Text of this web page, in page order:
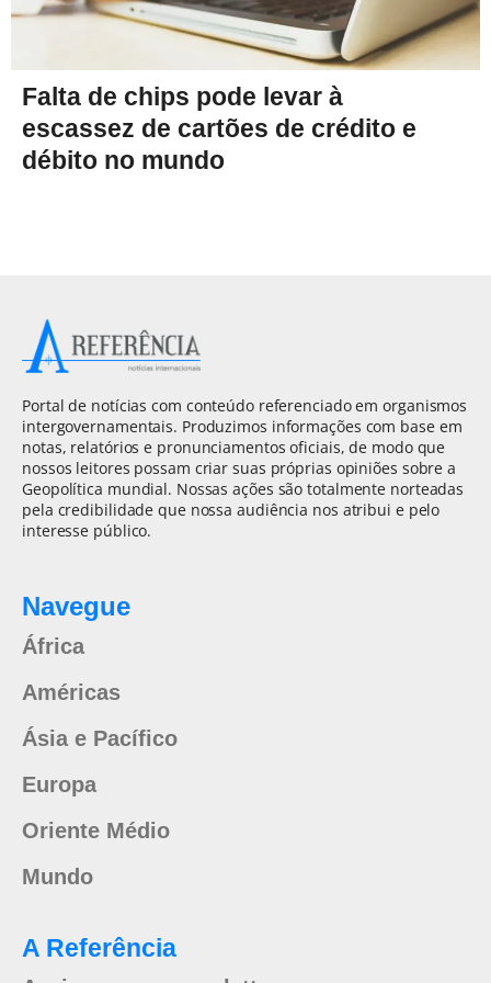
Falta de chips pode levar à
escassez de cartões de crédito e
débito no mundo
Portal de notícias com conteúdo referenciado em organismos
intergovernamentais. Produzimos informações com base em
notas, relatórios e pronunciamentos oficiais, de modo que
nossos leitores possam criar suas próprias opiniões sobre a
Geopolítica mundial. Nossas ações são totalmente norteadas
pela credibilidade que nossa audiência nos atribui e pelo
interesse público.
Navegue
África
Américas
Ásia e Pacífico
Europa
Oriente Médio
Mundo
A Referência